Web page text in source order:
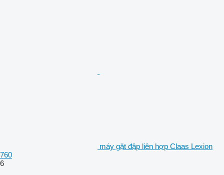
máy gặt đập liên hợp Claas Lexion
760
6